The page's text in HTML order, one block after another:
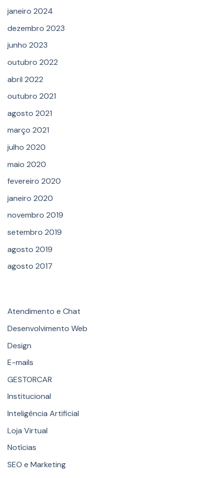
janeiro 2024
dezembro 2023
junho 2023
outubro 2022
abril 2022
outubro 2021
agosto 2021
março 2021
julho 2020
maio 2020
fevereiro 2020
janeiro 2020
novembro 2019
setembro 2019
agosto 2019
agosto 2017
Atendimento e Chat
Desenvolvimento Web
Design
E-mails
GESTORCAR
Institucional
Inteligência Artificial
Loja Virtual
Notícias
SEO e Marketing